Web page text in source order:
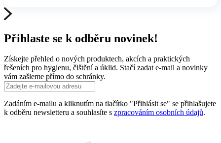
Přihlaste se k odběru novinek!
Získejte přehled o nových produktech, akcích a praktických
řešeních pro hygienu, čištění a úklid. Stačí zadat e-mail a novinky
vám zašleme přímo do schránky.
Zadáním e-mailu a kliknutím na tlačítko "Přihlásit se" se přihlašujete
k odběru newsletteru a souhlasíte s zpracováním osobních údajů.